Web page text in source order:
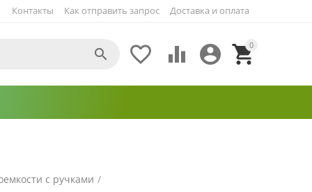
Как отправить запрос Доставка и оплата
Контакты
0


 

с ручками /